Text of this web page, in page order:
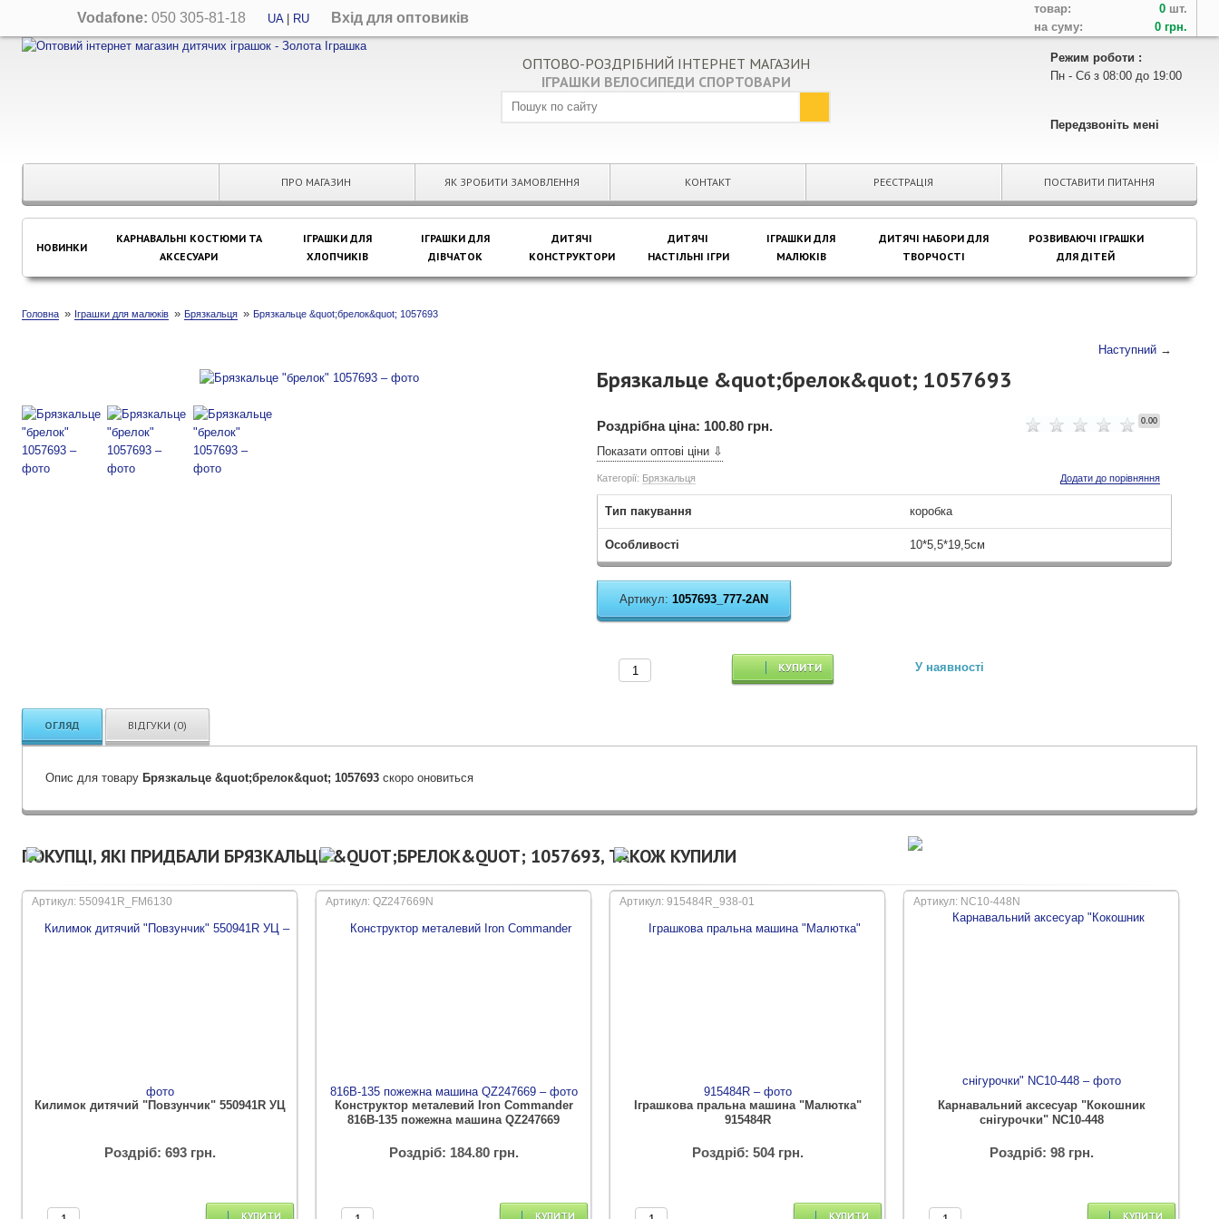
Vodafone: 050 305-81-18 UA| RU Вхід для оптовиків
товар: 0 шт.
на суму:
0 грн.
ОПТОВО-РОЗДРІБНИЙ ІНТЕРНЕТ МАГАЗИН
ІГРАШКИ ВЕЛОСИПЕДИ СПОРТОВАРИ
Режим роботи :
Пн - Сб з 08:00 до 19:00
Передзвоніть мені
ПРО МАГАЗИН ЯК ЗРОБИТИ ЗАМОВЛЕННЯ КОНТАКТ РЕЄСТРАЦІЯ ПОСТАВИТИ ПИТАННЯ
НОВИНКИ
КАРНАВАЛЬНІ КОСТЮМИ ТА
АКСЕСУАРИ
ІГРАШКИ ДЛЯ
ХЛОПЧИКІВ
ІГРАШКИ ДЛЯ
ДІВЧАТОК
ДИТЯЧІ
КОНСТРУКТОРИ
ДИТЯЧІ
НАСТІЛЬНІ ІГРИ
ІГРАШКИ ДЛЯ
МАЛЮКІВ
ДИТЯЧІ НАБОРИ ДЛЯ
ТВОРЧОСТІ
РОЗВИВАЮЧІ ІГРАШКИ
ДЛЯ ДІТЕЙ
Головна » Іграшки для малюків » Брязкальця » Брязкальце &quot;брелок&quot; 1057693
Наступний →
Брязкальце &quot;брелок&quot; 1057693
Роздрібна ціна: 100.80 грн.
Показати оптові ціни ⇩
0.00
Категорії: Брязкальця Додати до порівняння
Тип пакування коробка
Особливості 10*5,5*19,5см
Артикул:1057693_777-2AN
КУПИТИ У наявності
ОГЛЯД ВІДГУКИ (0)
Опис для товару Брязкальце &quot;брелок&quot; 1057693 скоро оновиться
ПОКУПЦІ, ЯКІ ПРИДБАЛИ БРЯЗКАЛЬЦЕ &QUOT;БРЕЛОК&QUOT; 1057693, ТАКОЖ КУПИЛИ
Артикул: 550941R_FM6130
Килимок дитячий "Повзунчик" 550941R УЦ
Роздріб: 693 грн.
КУПИТИ
Артикул: QZ247669N
Конструктор металевий Iron Commander
816B-135 пожежна машина QZ247669
Роздріб: 184.80 грн.
КУПИТИ
Артикул: 915484R_938-01
Іграшкова пральна машина "Малютка"
915484R
Роздріб: 504 грн.
КУПИТИ
Артикул: NC10-448N
Карнавальний аксесуар "Кокошник
снігурочки" NC10-448
Роздріб: 98 грн.
КУПИТИ